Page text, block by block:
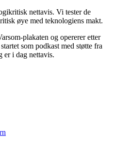
nettavis. Vi tester de
øye med teknologiens makt.
plakaten og opererer etter
som podkast med støtte fra
er i dag nettavis.